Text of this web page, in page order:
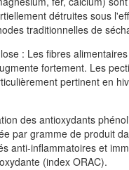
détruites sous
traditionnelles de
: Les fibres
fortement. Les
pertinent en
des antioxydants
par gramme de produit
anti-inflammatoires et
(index ORAC).